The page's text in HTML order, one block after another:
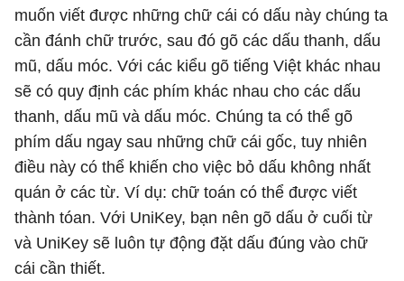
muốn viết được những chữ cái có dấu này chúng ta
cần đánh chữ trước, sau đó gõ các dấu thanh, dấu
mũ, dấu móc. Với các kiểu gõ tiếng Việt khác nhau
sẽ có quy định các phím khác nhau cho các dấu
thanh, dấu mũ và dấu móc. Chúng ta có thể gõ
phím dấu ngay sau những chữ cái gốc, tuy nhiên
điều này có thể khiến cho việc bỏ dấu không nhất
quán ở các từ. Ví dụ: chữ toán có thể được viết
thành tóan. Với UniKey, bạn nên gõ dấu ở cuối từ
và UniKey sẽ luôn tự động đặt dấu đúng vào chữ
cái cần thiết.